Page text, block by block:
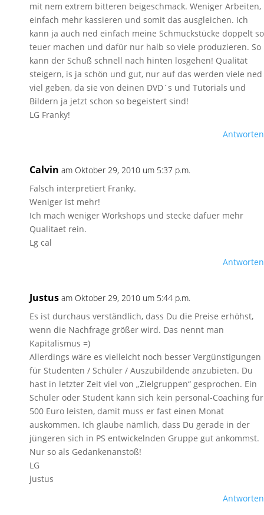
mit nem extrem bitteren beigeschmack. Weniger Arbeiten,
einfach mehr kassieren und somit das ausgleichen. Ich
kann ja auch ned einfach meine Schmuckstücke doppelt so
teuer machen und dafür nur halb so viele produzieren. So
kann der Schuß schnell nach hinten losgehen! Qualität
steigern, is ja schön und gut, nur auf das werden viele ned
viel geben, da sie von deinen DVD´s und Tutorials und
Bildern ja jetzt schon so begeistert sind!
LG Franky!
Antworten
Calvin am Oktober 29, 2010 um 5:37 p.m.
Falsch interpretiert Franky.
Weniger ist mehr!
Ich mach weniger Workshops und stecke dafuer mehr
Qualitaet rein.
Lg cal
Antworten
Justus am Oktober 29, 2010 um 5:44 p.m.
Es ist durchaus verständlich, dass Du die Preise erhöhst,
wenn die Nachfrage größer wird. Das nennt man
Kapitalismus =)
Allerdings wäre es vielleicht noch besser Vergünstigungen
für Studenten / Schüler / Auszubildende anzubieten. Du
hast in letzter Zeit viel von „Zielgruppen“ gesprochen. Ein
Schüler oder Student kann sich kein personal-Coaching für
500 Euro leisten, damit muss er fast einen Monat
auskommen. Ich glaube nämlich, dass Du gerade in der
jüngeren sich in PS entwickelnden Gruppe gut ankommst.
Nur so als Gedankenanstoß!
LG
justus
Antworten